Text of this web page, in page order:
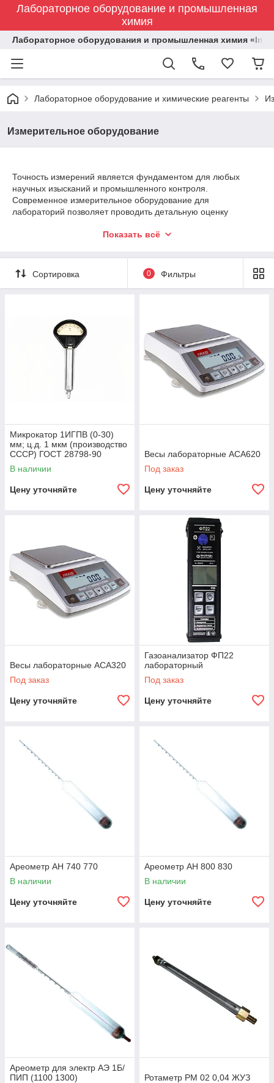
Лабораторное оборудование и промышленная
химия
Лабораторное оборудования и промышленная химия
Лабораторное оборудование и химические реагенты
Измерительное оборудование
Точность измерений является фундаментом для любых
научных изысканий и промышленного контроля.
Современное измерительное оборудование для
лабораторий позволяет проводить детальную оценку
критически важно для химической и медицинской отраслей.
Показать всё
Сортировка 0 Фильтры
Микрокатор 1ИГПВ (0-30)
мм; ц.д. 1 мкм (производство
СССР) ГОСТ 28798-90
В наличии
Цену уточняйте
Весы лабораторные ACA620
Под заказ
Цену уточняйте
Весы лабораторные ACA320
Под заказ
Цену уточняйте
Газоанализатор ФП22
лабораторный
Под заказ
Цену уточняйте
Ареометр АН 740 770
В наличии
Цену уточняйте
Ареометр АН 800 830
В наличии
Цену уточняйте
Ареометр для электр АЭ 1Б/
ПИП (1100 1300)
Ротаметр РМ 02 0,04 ЖУЗ